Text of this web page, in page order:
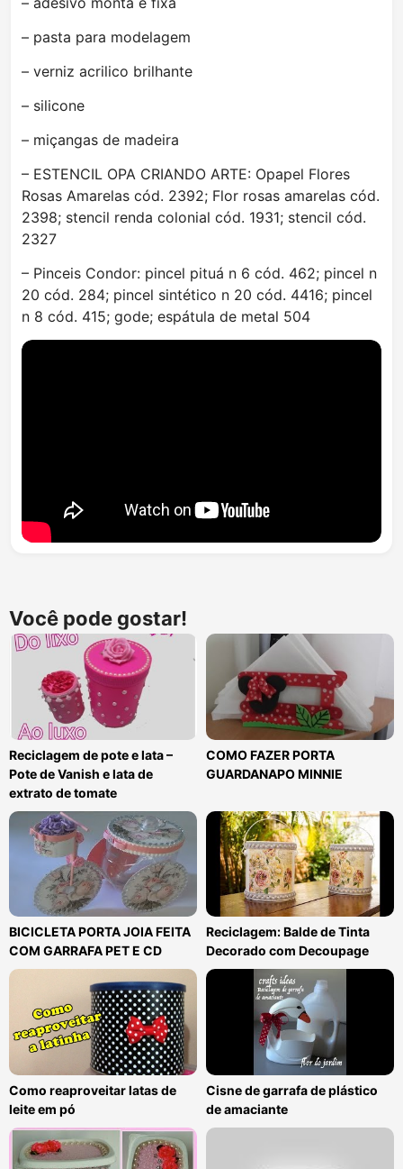
– pasta para modelagem
– verniz acrilico brilhante
– silicone
– miçangas de madeira
– ESTENCIL OPA CRIANDO ARTE: Opapel Flores
Rosas Amarelas cód. 2392; Flor rosas amarelas cód.
2398; stencil renda colonial cód. 1931; stencil cód.
2327
– Pinceis Condor: pincel pituá n 6 cód. 462; pincel n
20 cód. 284; pincel sintético n 20 cód. 4416; pincel
n 8 cód. 415; gode; espátula de metal 504
Você pode gostar!
Reciclagem de pote e lata –
Pote de Vanish e lata de
extrato de tomate
COMO FAZER PORTA
GUARDANAPO MINNIE
BICICLETA PORTA JOIA FEITA
COM GARRAFA PET E CD
Reciclagem: Balde de Tinta
Decorado com Decoupage
Como reaproveitar latas de
leite em pó
Cisne de garrafa de plástico
de amaciante